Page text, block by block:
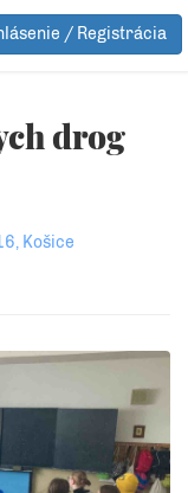
/ Registrácia
drog
Košice